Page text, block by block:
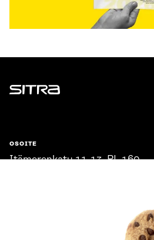
Sitra
OSOITE
Itämerenkatu 11-13, PL 160,